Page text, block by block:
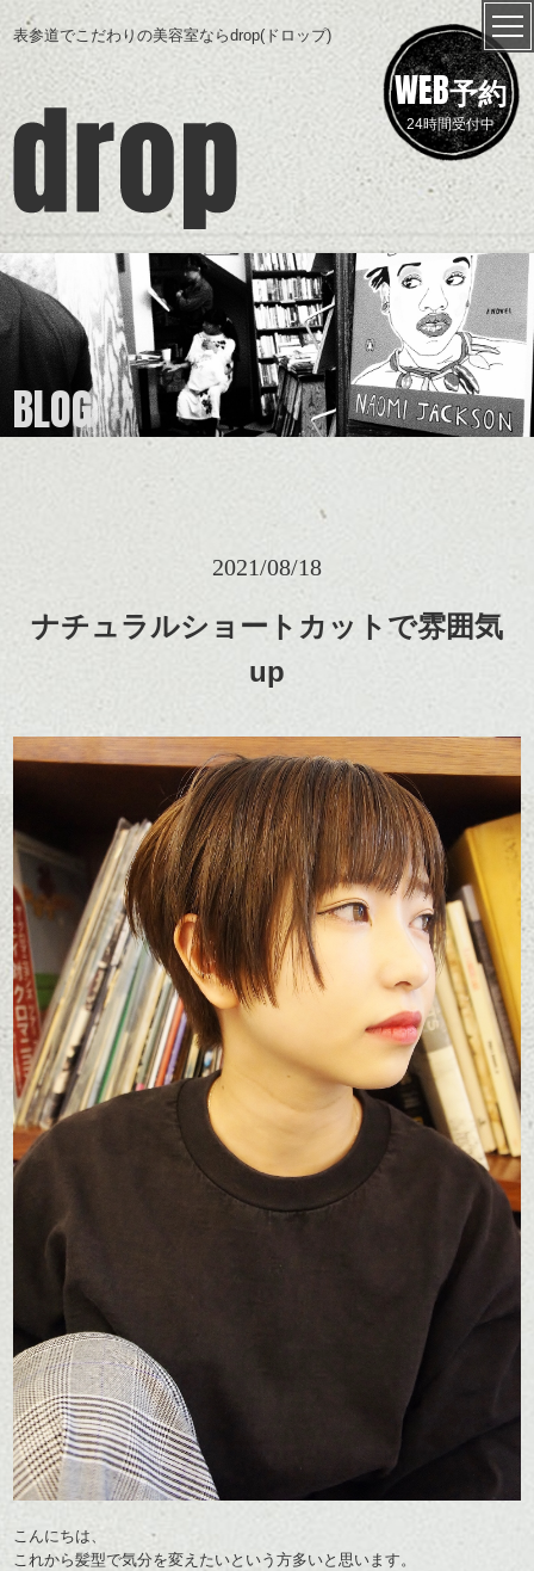
表参道でこだわりの美容室ならdrop(ドロップ)
WEB予約
24時間受付中
BLOG
2021/08/18
ナチュラルショートカットで雰囲気
up
こんにちは、
これから髪型で気分を変えたいという方多いと思います。